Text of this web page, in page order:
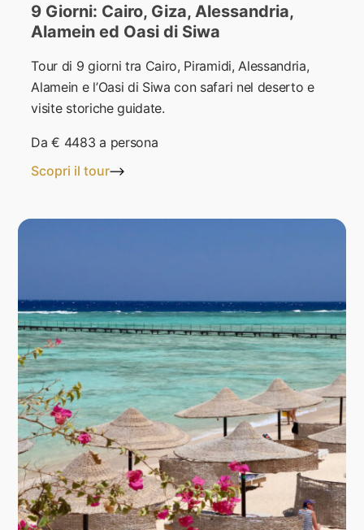
9 Giorni: Cairo, Giza, Alessandria,
Alamein ed Oasi di Siwa
Tour di 9 giorni tra Cairo, Piramidi, Alessandria,
Alamein e l’Oasi di Siwa con safari nel deserto e
visite storiche guidate.
Da€ 4483 a persona
Scopri il tour